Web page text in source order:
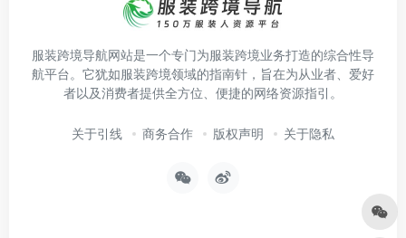
服装跨境导航网站是一个专门为服装跨境业务打造的综合性导
航平台。它犹如服装跨境领域的指南针，旨在为从业者、爱好
者以及消费者提供全方位、便捷的网络资源指引。
关于引线 商务合作 版权声明 关于隐私